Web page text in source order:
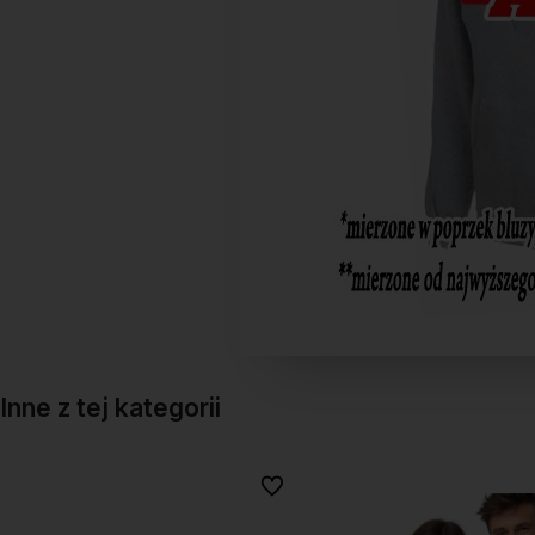
Inne z tej kategorii
Do ulubionych
Do ulubionych